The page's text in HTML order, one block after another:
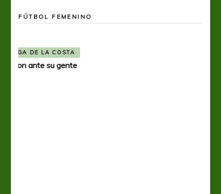
FÚTBOL FEMENINO
FÚTBOL FEMENINO
Tiro se quedó con la primera semifinal